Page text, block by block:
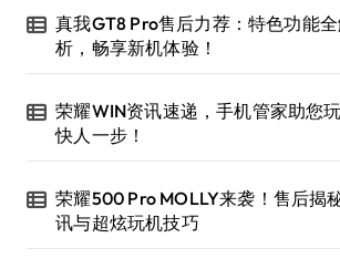
真我GT8 Pro售后力荐：特色功能
析，畅享新机体验！
荣耀WIN资讯速递，手机管家助您
快人一步！
荣耀500 Pro MOLLY来袭！售后揭
讯与超炫玩机技巧